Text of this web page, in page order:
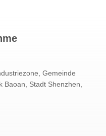
Gemeinde
Baoan, Stadt Shenzhen,